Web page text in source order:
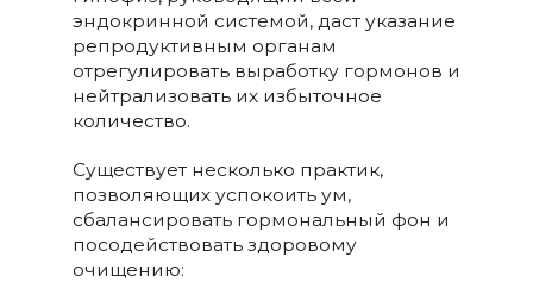
эндокринной системой, даст указание
репродуктивным органам
отрегулировать выработку гормонов и
нейтрализовать их избыточное
количество.
Существует несколько практик,
позволяющих успокоить ум,
сбалансировать гормональный фон и
посодействовать здоровому
очищению: